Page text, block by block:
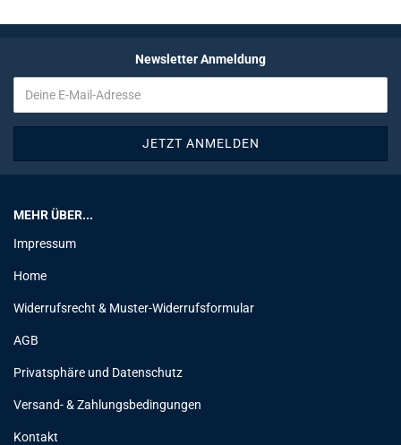
Newsletter Anmeldung
MEHR ÜBER...
Impressum
Home
Widerrufsrecht & Muster-Widerrufsformular
AGB
Privatsphäre und Datenschutz
Versand- & Zahlungsbedingungen
Kontakt